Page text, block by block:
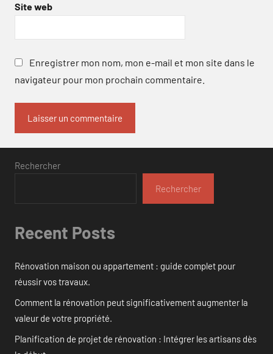
Site web
Enregistrer mon nom, mon e-mail et mon site dans le
navigateur pour mon prochain commentaire.
Rechercher
Rechercher
Recent Posts
Rénovation maison ou appartement : guide complet pour
réussir vos travaux.
Comment la rénovation peut significativement augmenter la
valeur de votre propriété.
Planification de projet de rénovation : Intégrer les artisans dès